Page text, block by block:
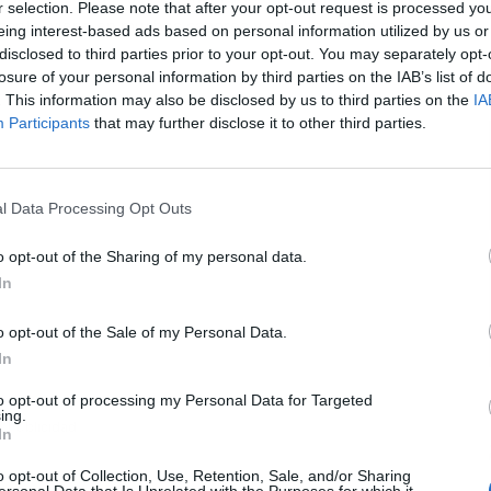
selection. Please note that after your opt-out request is processed
interest-based ads based on personal information utilized by us
to third parties prior to your opt-out. You may separately
of your personal information by third parties on the IAB’s list of
This information may also be disclosed by us to third parties on the
Participants that may further disclose it to other third parties.
Data Processing Opt Outs
opt-out of the Sharing of my personal data.
opt-out of the Sale of my Personal Data.
opt-out of processing my Personal Data for Targeted
opt-out of Collection, Use, Retention, Sale, and/or Sharing
viene en muchos sabores y sabe increíble con
Publicidad